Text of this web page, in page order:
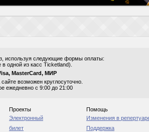
используя следующие формы оплаты:
в одной из касс Ticketland).
MasterCard, МИР
возможен круглосуточно.
ежедневно с 9:00 до 21:00
Проекты
Электронный
билет
Помощь
Изменения в
Поддержка